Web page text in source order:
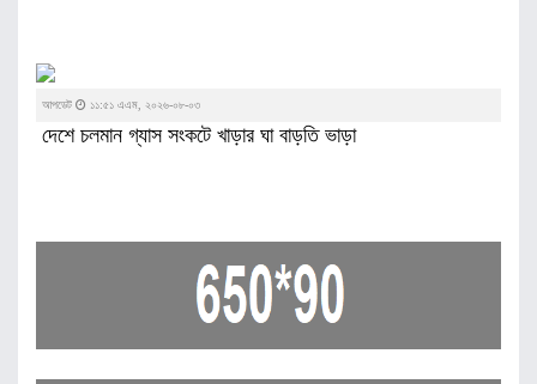
আপডেট ১১:৫১ এএম, ২০২৬-০৮-০৩
দেশে চলমান গ্যাস সংকটে খাড়ার ঘা বাড়তি ভাড়া